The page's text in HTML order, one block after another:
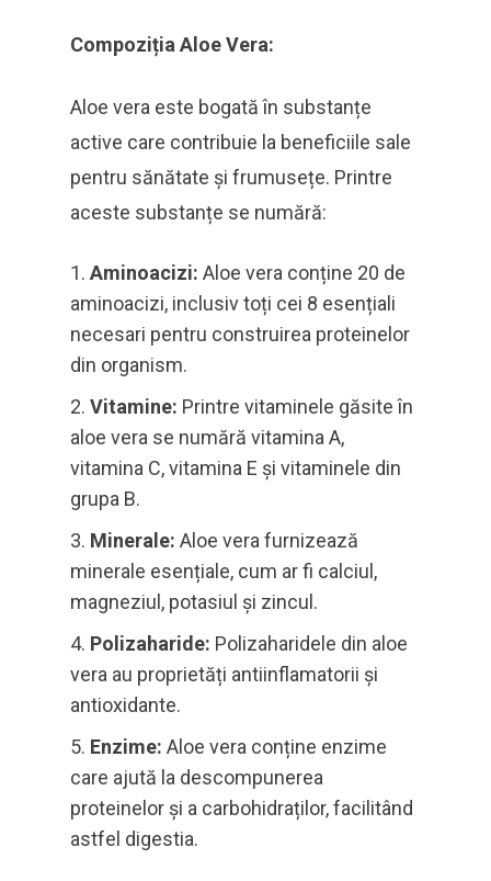
Compoziția Aloe Vera:
Aloe vera este bogată în substanțe
active care contribuie la beneficiile sale
pentru sănătate și frumusețe. Printre
aceste substanțe se numără:
Aminoacizi: Aloe vera conține 20 de
aminoacizi, inclusiv toți cei 8 esențiali
necesari pentru construirea proteinelor
din organism.
Vitamine: Printre vitaminele găsite în
aloe vera se numără vitamina A,
vitamina C, vitamina E și vitaminele din
grupa B.
Minerale: Aloe vera furnizează
minerale esențiale, cum ar fi calciul,
magneziul, potasiul și zincul.
Polizaharide: Polizaharidele din aloe
vera au proprietăți antiinflamatorii și
antioxidante.
Enzime: Aloe vera conține enzime
care ajută la descompunerea
proteinelor și a carbohidraților, facilitând
astfel digestia.